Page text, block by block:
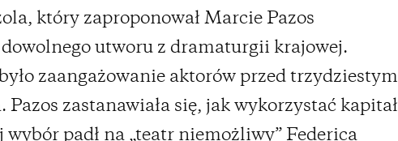
który zaproponował Marcie Pazos
utworu z dramaturgii krajowej.
zaangażowanie aktorów przed trzydziestym
Pazos zastanawiała się, jak wykorzystać kapitał
wybór padł na „teatr niemożliwy” Federica